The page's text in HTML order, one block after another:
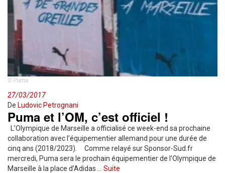
© Puma
27/03/2017
De Ludovic Petrognani
Puma et l’OM, c’est officiel !
L’Olympique de Marseille a officialisé ce week-end sa prochaine
collaboration avec l’équipementier allemand pour une durée de
cinq ans (2018/2023). Comme relayé sur Sponsor-Sud.fr
mercredi, Puma sera le prochain équipementier de l’Olympique de
Marseille à la place d’Adidas … Suite